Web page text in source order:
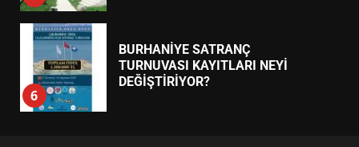
6
BURHANİYE SATRANÇ
TURNUVASI KAYITLARI NEYİ
DEĞİŞTİRİYOR?